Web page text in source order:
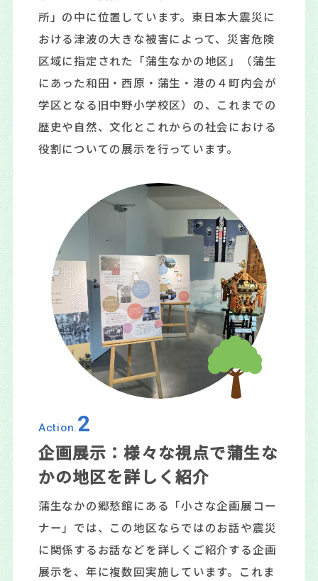
所」の中に位置しています。東日本大震災に
おける津波の大きな被害によって、災害危険
区域に指定された「蒲生なかの地区」（蒲生
にあった和田・西原・蒲生・港の４町内会が
学区となる旧中野小学校区）の、これまでの
歴史や自然、文化とこれからの社会における
役割についての展示を行っています。
Action.2
企画展示：様々な視点で蒲生な
かの地区を詳しく紹介
蒲生なかの郷愁館にある「小さな企画展コー
ナー」では、この地区ならではのお話や震災
に関係するお話などを詳しくご紹介する企画
展示を、年に複数回実施しています。これま